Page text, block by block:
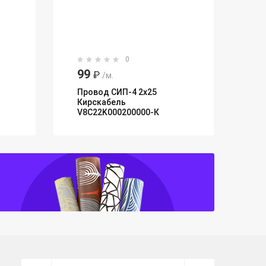
0
99 ₽ /м.
Провод СИП-4 2х25
Кирскабель
V8C22K000200000-К